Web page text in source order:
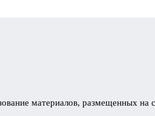
материалов, размещенных на